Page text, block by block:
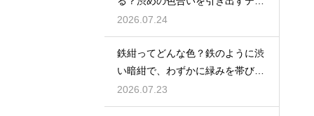
ニック
2026.07.24
鉄紺ってどんな色？鉄のように渋
い暗紺で、わずかに緑みを帯びた
伝統色を解説
2026.07.23